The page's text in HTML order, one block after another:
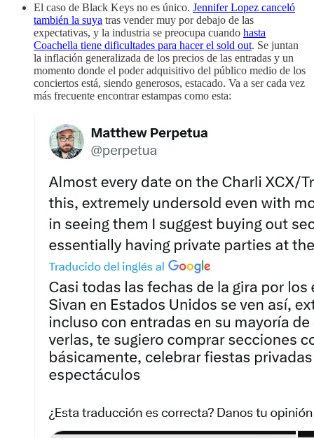
El caso de Black Keys no es único. Jennifer Lopez canceló
también la suya tras vender muy por debajo de las
expectativas, y la industria se preocupa cuando hasta
Coachella tiene dificultades para hacer el sold out. Se juntan
la inflación generalizada de los precios de las entradas y un
momento donde el poder adquisitivo del público medio de los
conciertos está, siendo generosos, estacado. Va a ser cada vez
más frecuente encontrar estampas como esta: